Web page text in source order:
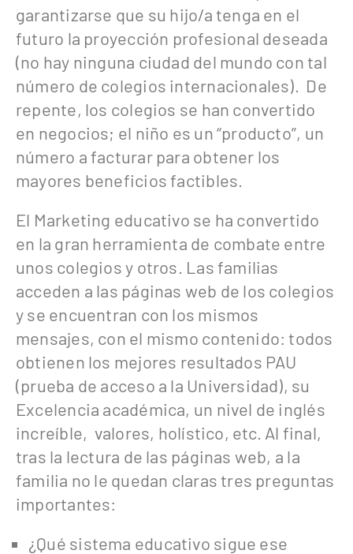
garantizarse que su hijo/a tenga en el
futuro la proyección profesional deseada
(no hay ninguna ciudad del mundo con tal
número de colegios internacionales). De
repente, los colegios se han convertido
en negocios; el niño es un “producto”, un
número a facturar para obtener los
mayores beneficios factibles.
El Marketing educativo se ha convertido
en la gran herramienta de combate entre
unos colegios y otros. Las familias
acceden a las páginas web de los colegios
y se encuentran con los mismos
mensajes, con el mismo contenido: todos
obtienen los mejores resultados PAU
(prueba de acceso a la Universidad), su
Excelencia académica, un nivel de inglés
increíble, valores, holístico, etc. Al final,
tras la lectura de las páginas web, a la
familia no le quedan claras tres preguntas
importantes:
¿Qué sistema educativo sigue ese